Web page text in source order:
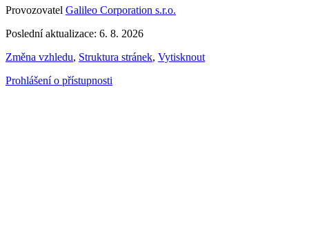
Provozovatel Galileo Corporation s.r.o.
Poslední aktualizace: 6. 8. 2026
Změna vzhledu, Struktura stránek, Vytisknout
Prohlášení o přístupnosti